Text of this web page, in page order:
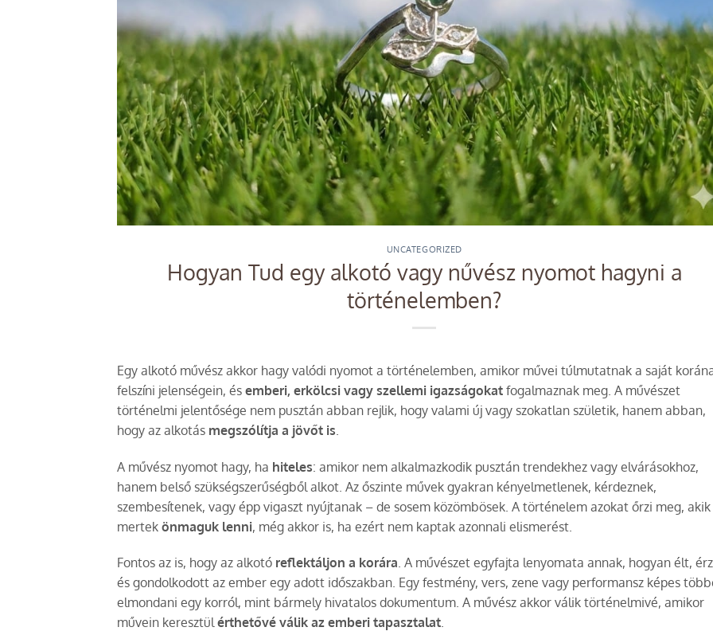
UNCATEGORIZED
Hogyan Tud egy alkotó vagy nűvész nyomot hagyni a
történelemben?
Egy alkotó művész akkor hagy valódi nyomot a történelemben, amikor művei túlmutatnak a saját
felszíni jelenségein, és emberi, erkölcsi vagy szellemi igazságokat fogalmaznak meg. A művészet
történelmi jelentősége nem pusztán abban rejlik, hogy valami új vagy szokatlan születik, hanem abban,
hogy az alkotás megszólítja a jövőt is
A művész nyomot hagy, ha hiteles: amikor nem alkalmazkodik pusztán trendekhez vagy elvárásokhoz,
hanem belső szükségszerűségből alkot. Az őszinte művek gyakran kényelmetlenek, kérdeznek,
szembesítenek, vagy épp vigaszt nyújtanak – de sosem közömbösek. A történelem azokat őrzi meg, akik
mertek önmaguk lenni, még akkor is, ha ezért nem kaptak azonnali elismerést.
Fontos az is, hogy az alkotó reflektáljon a korára. A művészet egyfajta lenyomata annak, hogyan élt,
és gondolkodott az ember egy adott időszakban. Egy festmény, vers, zene vagy performansz képes
elmondani egy korról, mint bármely hivatalos dokumentum. A művész akkor válik történelmivé, amikor
művein keresztülérthetővé válik az emberi tapasztalat.